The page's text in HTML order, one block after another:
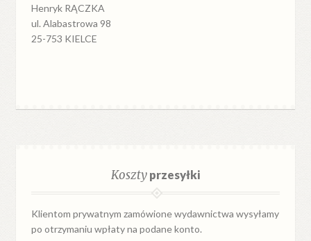
Henryk RĄCZKA
ul. Alabastrowa 98
25-753 KIELCE
Kosztyprzesyłki
Klientom prywatnym zamówione wydawnictwa wysyłamy
po otrzymaniu wpłaty na podane konto.